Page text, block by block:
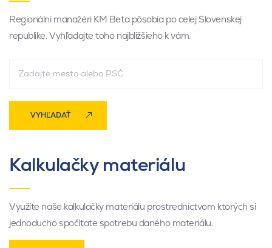
Regionálni manažéri KM Beta pôsobia po celej Slovenskej
republike. Vyhľadajte toho najbližšieho k vám.
VYHĽADAŤ
Kalkulačky materiálu
Využite naše kalkulačky materiálu prostredníctvom ktorých si
jednoducho spočítate spotrebu daného materiálu.